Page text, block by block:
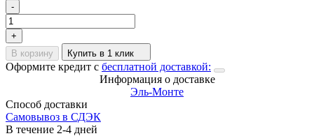
-
+
В корзину
Купить в 1 клик
Оформите кредит с бесплатной доставкой:
Информация о доставке
Эль-Монте
Способ доставки
Самовывоз в СДЭК
В течение 2-4 дней